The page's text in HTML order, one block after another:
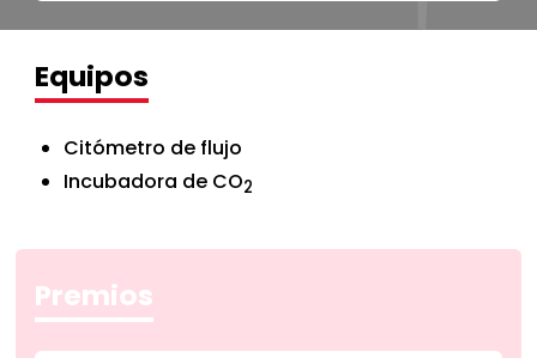
Equipos
Citómetro de flujo
Incubadora de CO2
Premios